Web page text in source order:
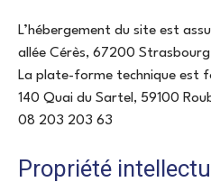
L’hébergement du site est
allée Cérès, 67200
La plate-forme technique est
140 Quai du Sartel, 59100
08 203 203 63
Propriété